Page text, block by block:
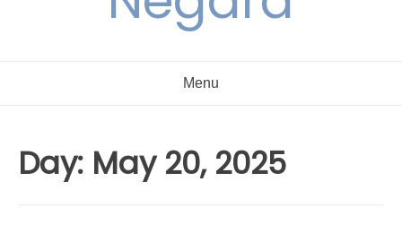
Menu
Day: May 20, 2025